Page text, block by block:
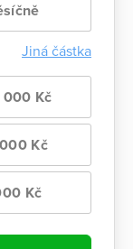
Jiná částka
Kč
Kč
Kč